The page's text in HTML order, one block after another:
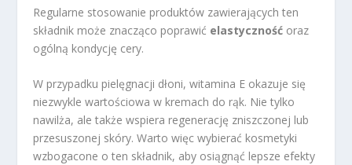
Regularne stosowanie produktów zawierających ten
składnik może znacząco poprawić elastyczność oraz
ogólną kondycję cery.
W przypadku pielęgnacji dłoni, witamina E okazuje się
niezwykle wartościowa w kremach do rąk. Nie tylko
nawilża, ale także wspiera regenerację zniszczonej lub
przesuszonej skóry. Warto więc wybierać kosmetyki
wzbogacone o ten składnik, aby osiągnąć lepsze efekty